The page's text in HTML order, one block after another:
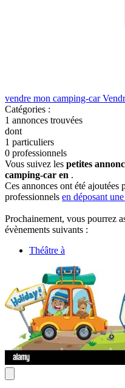
vendre mon camping-car
Catégories :
1 annonces trouvées
dont
1 particuliers
0 professionnels
Vous suivez les petites
camping-car en .
Ces annonces ont été ajoutées
professionnels en déposant
Prochainement, vous pourrez
évènements suivants :
Théâtre à